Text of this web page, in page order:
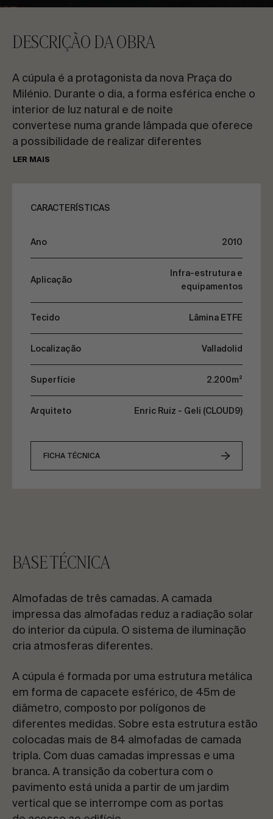
CONTACTE-NOS
Assessoria e Consultoria
DESCRIÇÃO DA OBRA
A cúpula é a protagonista da nova Praça do
Milénio. Durante o dia, a forma esférica enche o
interior de luz natural e de noite
convertese numa grande lâmpada que oferece
a possibilidade de realizar diferentes
efeitos coloridos.
multifuncional.
LER MAIS
CARACTERÍSTICAS
Ano 2010
Aplicação
Infra-estrutura e
equipamentos
Tecido Lâmina ETFE
Localização Valladolid
Superfície 2.200m²
Arquiteto Enric Ruiz - Geli (CLOUD9)
FICHA TÉCNICA
BASE TÉCNICA
Almofadas de três camadas. A camada
impressa das almofadas reduz a radiação solar
do interior da cúpula. O sistema de iluminação
cria atmosferas diferentes.
A cúpula é formada por uma estrutura metálica
em forma de capacete esférico, de 45m de
diâmetro, composto por polígonos de
diferentes medidas. Sobre esta estrutura estão
colocadas mais de 84 almofadas de camada
tripla. Com duas camadas impressas e uma
branca. A transição da cobertura com o
pavimento está unida a partir de um jardim
vertical que se interrompe com as portas